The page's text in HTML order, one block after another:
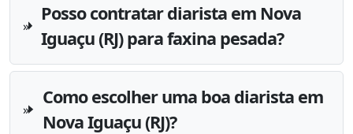
Posso contratar diarista em Nova
Iguaçu (RJ) para faxina pesada?
Como escolher uma boa diarista em
Nova Iguaçu (RJ)?